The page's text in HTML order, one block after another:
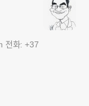
전화: +37